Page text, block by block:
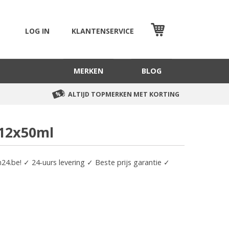
LOG IN KLANTENSERVICE WINKELMAND
BLOG
MERKEN
ALTIJD TOPMERKEN MET KORTING
✓ 24-uurs levering ✓ Beste prijs garantie ✓